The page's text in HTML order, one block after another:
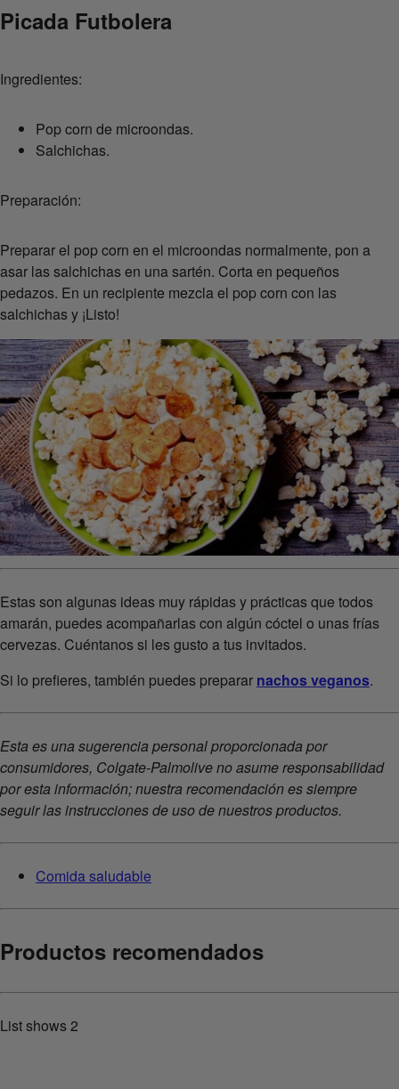
Picada Futbolera
Ingredientes:
Pop corn de microondas.
Salchichas.
Preparación:
Preparar el pop corn en el microondas normalmente, pon a
asar las salchichas en una sartén. Corta en pequeños
pedazos. En un recipiente mezcla el pop corn con las
salchichas y ¡Listo!
Estas son algunas ideas muy rápidas y prácticas que todos
amarán, puedes acompañarlas con algún cóctel o unas frías
cervezas. Cuéntanos si les gusto a tus invitados.
Si lo prefieres, también puedes preparar nachos veganos.
Esta es una sugerencia personal proporcionada por
consumidores, Colgate-Palmolive no asume responsabilidad
por esta información; nuestra recomendación es siempre
seguir las instrucciones de uso de nuestros productos.
Comida saludable
Productos recomendados
List shows2